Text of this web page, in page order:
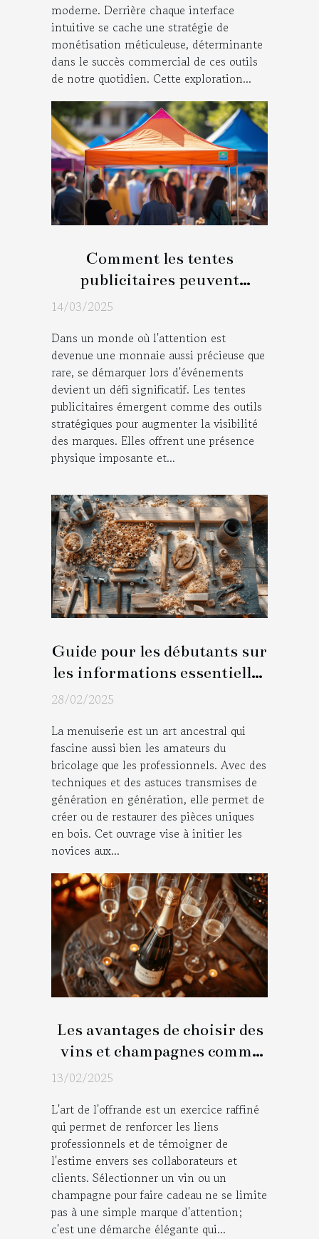
moderne. Derrière chaque interface
intuitive se cache une stratégie de
monétisation méticuleuse, déterminante
dans le succès commercial de ces outils
de notre quotidien. Cette exploration...
Comment les tentes
publicitaires peuvent
booster votre visibilité lors
14/03/2025
Dans un monde où l'attention est
devenue une monnaie aussi précieuse que
rare, se démarquer lors d'événements
devient un défi significatif. Les tentes
publicitaires émergent comme des outils
stratégiques pour augmenter la visibilité
des marques. Elles offrent une présence
physique imposante et...
Guide pour les débutants sur
les informations essentielles
en menuiserie
28/02/2025
La menuiserie est un art ancestral qui
fascine aussi bien les amateurs du
bricolage que les professionnels. Avec des
techniques et des astuces transmises de
génération en génération, elle permet de
créer ou de restaurer des pièces uniques
en bois. Cet ouvrage vise à initier les
novices aux...
Les avantages de choisir des
vins et champagnes comme
cadeaux professionnels
13/02/2025
L'art de l'offrande est un exercice raffiné
qui permet de renforcer les liens
professionnels et de témoigner de
l'estime envers ses collaborateurs et
clients. Sélectionner un vin ou un
champagne pour faire cadeau ne se limite
pas à une simple marque d'attention;
c'est une démarche élégante qui...